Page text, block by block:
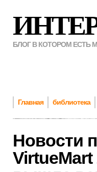
БЛОГ В КОТОРОМ ЕСТЬ
Главная библиотека
Новости
VirtueMart